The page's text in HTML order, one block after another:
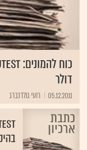
דולר
05.12.2011 רועי גולדנברג
בהיקף